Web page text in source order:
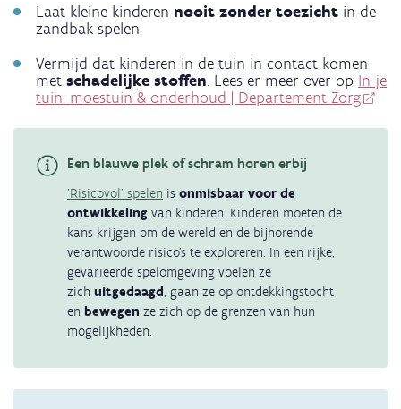
Laat kleine kinderen nooit zonder toezicht in de
zandbak spelen.
Vermijd dat kinderen in de tuin in contact komen
met schadelijke stoffen. Lees er meer over op In je
tuin: moestuin & onderhoud | Departement Zorg
Een blauwe plek of schram horen erbij
'Risicovol' spelen is onmisbaar voor de
ontwikkeling van kinderen. Kinderen moeten de
kans krijgen om de wereld en de bijhorende
verantwoorde risico’s te exploreren. In een rijke,
gevarieerde spelomgeving voelen ze
zich uitgedaagd, gaan ze op ontdekkingstocht
en bewegen ze zich op de grenzen van hun
mogelijkheden.